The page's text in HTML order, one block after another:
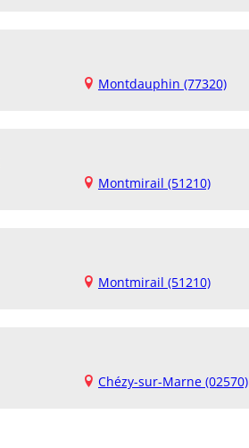
Montdauphin (77320)
Montmirail (51210)
Montmirail (51210)
Chézy-sur-Marne (02570)